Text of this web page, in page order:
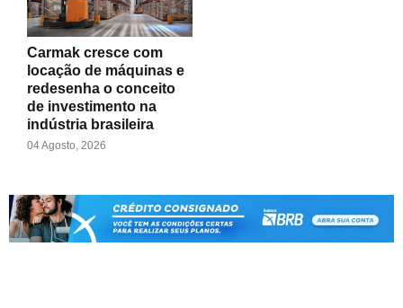
Carmak cresce com
locação de máquinas e
redesenha o conceito
de investimento na
indústria brasileira
04 Agosto, 2026